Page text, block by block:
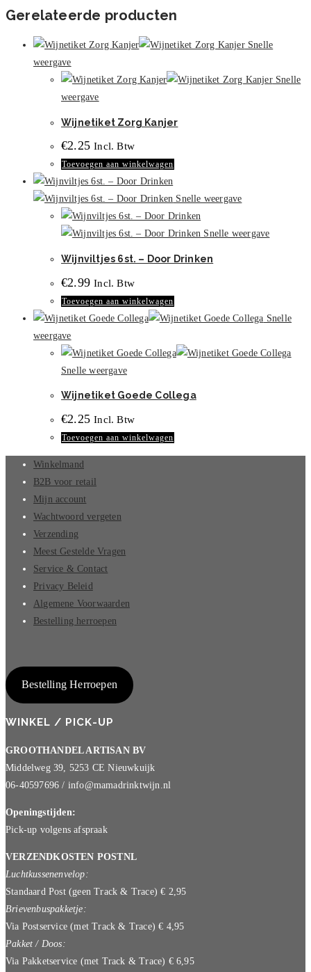
Gerelateerde producten
Snelle
weergave
Snelle
weergave
Wijnetiket Zorg Kanjer
€2.25 Incl. Btw
Toevoegen aan winkelwagen
Snelle weergave
Snelle weergave
Wijnviltjes 6st. – Door Drinken
€2.99 Incl. Btw
Toevoegen aan winkelwagen
Snelle
weergave
Snelle weergave
Wijnetiket Goede Collega
€2.25 Incl. Btw
Toevoegen aan winkelwagen
Winkelmand
B2B voor retail
Mijn account
Wachtwoord vergeten
Verzending
Meest Gestelde Vragen
Service & Contact
Privacy Beleid
Algemene Voorwaarden
Bestelling herroepen
Bestelling Herroepen
WINKEL / PICK-UP
GROOTHANDEL ARTISAN BV
Middelweg 39, 5253 CE Nieuwkuijk
06-40597696 / info@mamadrinktwijn.nl
Openingstijden:
Pick-up volgens afspraak
VERZENDKOSTEN POSTNL
Luchtkussenenvelop:
Standaard Post (geen Track & Trace) € 2,95
Brievenbuspakketje:
Via Postservice (met Track & Trace) € 4,95
Pakket / Doos:
Via Pakketservice (met Track & Trace) € 6,95